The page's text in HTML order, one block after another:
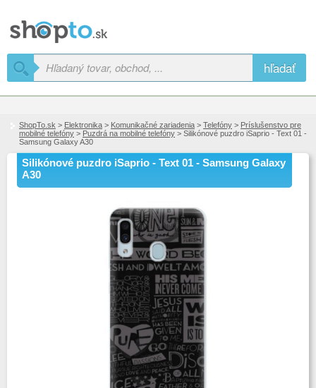
hľadať
ShopTo.sk > Elektronika > Komunikačné zariadenia > Telefóny > Príslušenstvo pre
mobilné telefóny > Puzdrá na mobilné telefóny > Silikónové puzdro iSaprio - Text 01 -
Samsung Galaxy A30
Silikónové puzdro iSaprio - Text 01 - Samsung Galaxy
A30